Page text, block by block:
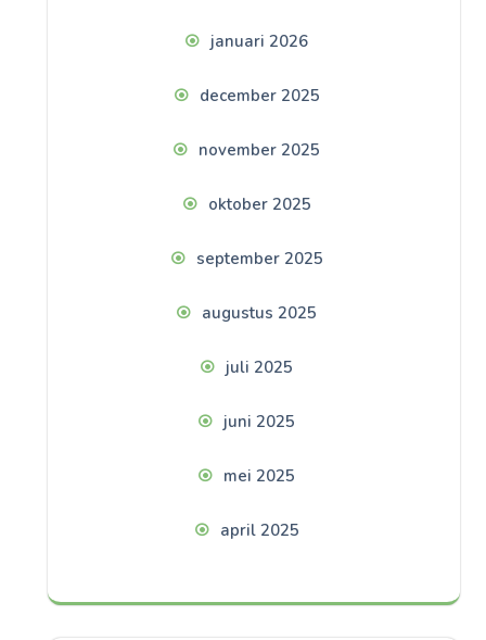
januari 2026
december 2025
november 2025
oktober 2025
september 2025
augustus 2025
juli 2025
juni 2025
mei 2025
april 2025